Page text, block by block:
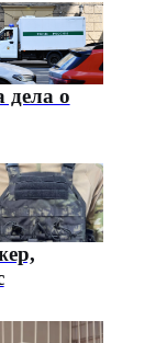
дела о